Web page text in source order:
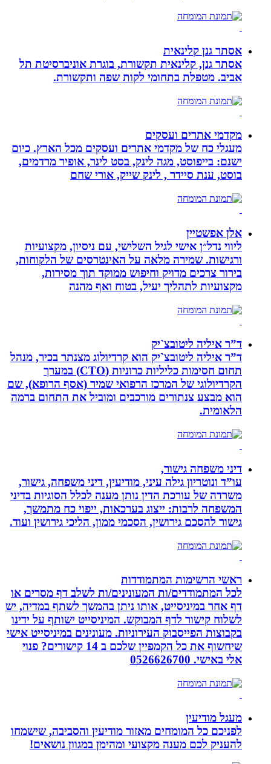
אסתר גנן קלינאית
אסתר גנן, קלינאית תקשורת, בוגרת אוניברסיטת תל
אביב. מטפלת בתחומי לקות שפה ותקשורת.
מקדמי אתרים ועסקים
מעגלי כח של מקדמי אתרים ועסקים מכל הארץ. כיום
ישנם: בייפוסט, מגה לינק, בסט לינר, אופיר מרדמים,
בוסט, ענת סיידר , לינק שייק, אורי שחם
אלן אפשטיין
ליווי נדל״ן אישי לגיל השלישי, עם ניסיון, מקצועיות
ורגישות. שמירה מלאה על האינטרסים של הלקוחות,
בירור צרכים מדויק וחיפוש ממוקד תוך מסירות,
מקצועיות לתהליך יעיל, בטוח ואף מהנה
ד”ר איליה ליטובצ`יק
ד”ר איליה ליטובצ`יק הוא קרדיולוג מצנתר בכיר, מנהל
תחום חסימות כליליות כרוניות (CTO) במערך
הקרדיולוגי של המרכז הרפואי שמיר (אסף הרופא), שם
הוא מבצע צנתורים מורכבים ומוביל את התחום ברמה
הלאומית.
דיני משפחה גישור,
עו”ד ונוטריון גילה עיני, מודיעין, דיני משפחה, גישור,
משרדה של עורכת הדין נותן מענה לכלל הסוגיות בדיני
המשפחה לרבות: ייצוג בערכאות, ייפוי כח מתמשך,
גישור להסכם גירושין, הסכמי ממון, הליכי גירושין ועוד.
ראשי הרשימות המתמודדות
לכל המתמודדים/ות המעונינים/ות לשלב דף מסרים או
דף אחר במיניסייט, אותו ניתן בהמשך לשתף במדיה, יש
לשלוח קישור לדף המבוקש. המיניסייט ישותף על ידינו
בקבוצות הפייסבוק העירוניות. מעונינים במיניסייט אישי
שיחשוף את כל הקמפיין שלכם ב 14 קישורים? פנוי
אלי באישי. 0526626700
מעגל מודיעין
לפניכם כל המומחים מאזור מודיעין והסביבה, שישמחו
להעניק לכם מענה מקצועי ומהימן במגוון נושאים!